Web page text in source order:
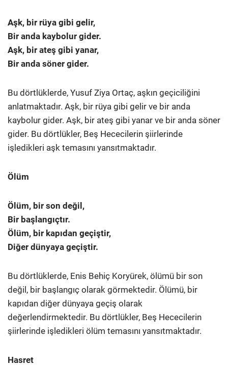
Aşk, bir rüya gibi gelir,
Bir anda kaybolur gider.
Aşk, bir ateş gibi yanar,
Bir anda söner gider.
Bu dörtlüklerde, Yusuf Ziya Ortaç, aşkın geçiciliğini
anlatmaktadır. Aşk, bir rüya gibi gelir ve bir anda
kaybolur gider. Aşk, bir ateş gibi yanar ve bir anda söner
gider. Bu dörtlükler, Beş Hececilerin şiirlerinde
işledikleri aşk temasını yansıtmaktadır.
Ölüm
Ölüm, bir son değil,
Bir başlangıçtır.
Ölüm, bir kapıdan geçiştir,
Diğer dünyaya geçiştir.
Bu dörtlüklerde, Enis Behiç Koryürek, ölümü bir son
değil, bir başlangıç olarak görmektedir. Ölümü, bir
kapıdan diğer dünyaya geçiş olarak
değerlendirmektedir. Bu dörtlükler, Beş Hececilerin
şiirlerinde işledikleri ölüm temasını yansıtmaktadır.
Hasret